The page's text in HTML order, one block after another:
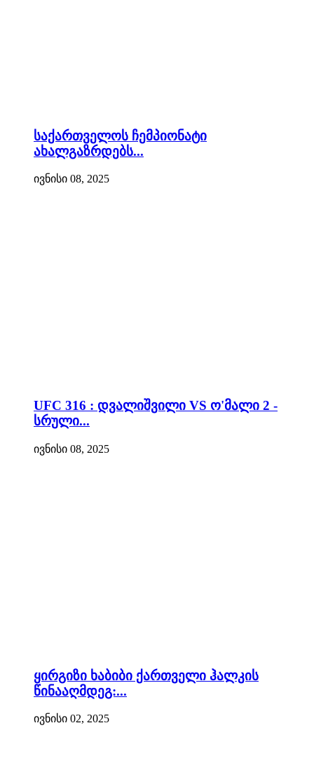
საქართველოს ჩემპიონატი
ახალგაზრდებს...
ივნისი 08, 2025
UFC 316 : დვალიშვილი VS ო'მალი 2 -
სრული...
ივნისი 08, 2025
ყირგიზი ხაბიბი ქართველი ჰალკის
წინააღმდეგ:...
ივნისი 02, 2025